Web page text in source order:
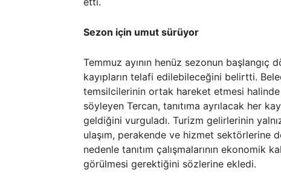
Sezon için umut sürüyor
Temmuz ayının henüz sezonun
kayıpların telafi edilebileceğini belirtti.
temsilcilerinin ortak hareket etmesi
söyleyen Tercan, tanıtıma ayrılacak her
geldiğini vurguladı. Turizm gelirlerinin
ulaşım, perakende ve hizmet sektörlerine
nedenle tanıtım çalışmalarının ekonomik
görülmesi gerektiğini sözlerine ekledi.